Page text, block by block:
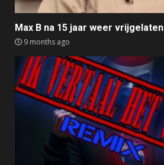
Max B na 15 jaar weer vrijgelaten
9 months ago